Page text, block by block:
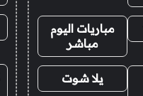
مباريات اليوم
مباشر
يلا شوت